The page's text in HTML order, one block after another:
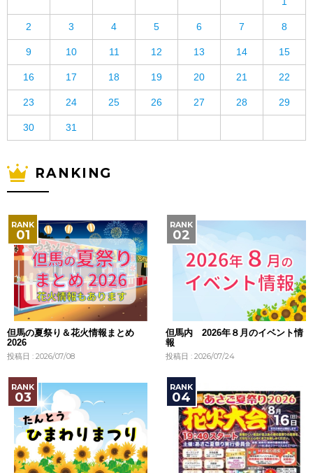
2 3 4 5 6 7 8
9 10 11 12 13 14 15
16 17 18 19 20 21 22
23 24 25 26 27 28 29
30 31
RANKING
但馬の夏祭り＆花火情報まとめ
2026
投稿日 : 2026/07/08
但馬内 2026年８月のイベント情
報
投稿日 : 2026/07/24